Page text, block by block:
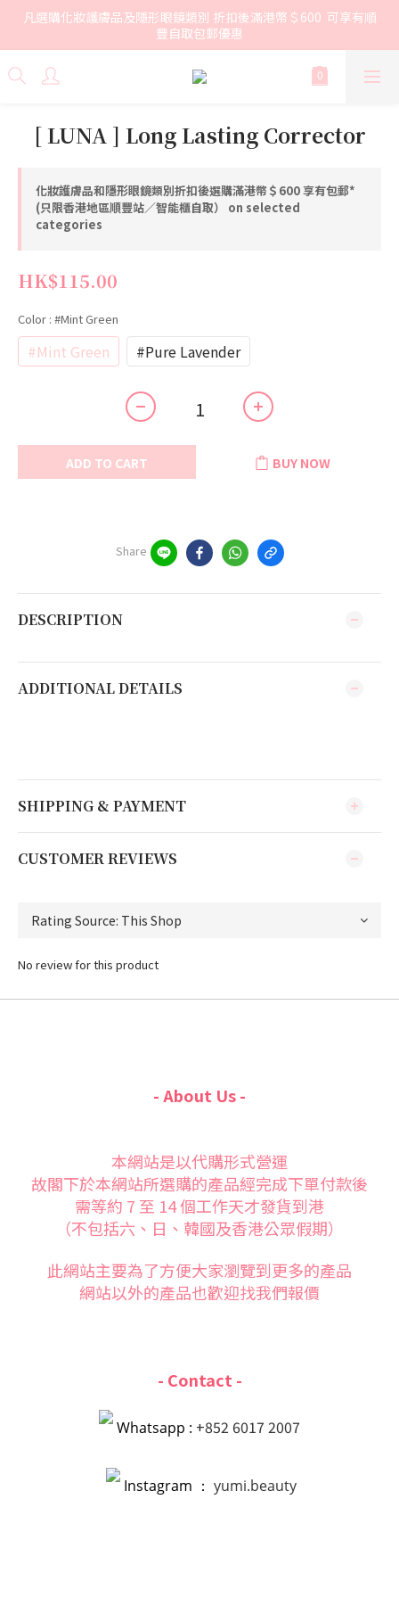
凡選購化妝護膚品及隱形眼鏡類別 折扣後滿港幣＄600  可享有順
豐自取包郵優惠
[ LUNA ] Long Lasting Corrector
化妝護膚品和隱形眼鏡類別折扣後選購滿港幣＄600 享有包郵*
(只限香港地區順豐站／智能櫃自取） on selected
categories
HK$115.00
Color : #Mint Green
#Mint Green #Pure Lavender
ADD TO CART BUY NOW
Share
DESCRIPTION
ADDITIONAL DETAILS
SHIPPING & PAYMENT
CUSTOMER REVIEWS
No review for this product
- About Us -
本網站是以代購形式營運
故閣下於本網站所選購的產品經完成下單付款後
需等約 7 至 14 個工作天才發貨到港
（不包括六、日、韓國及香港公眾假期）
此網站主要為了方便大家瀏覽到更多的產品
網站以外的產品也歡迎找我們報價
- Contact -
Whatsapp : +852 6017 2007
Instagram ： yumi.beauty